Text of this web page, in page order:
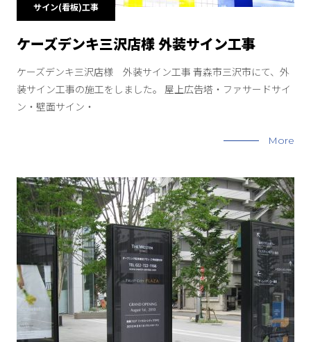
サイン(看板)工事
ケーズデンキ三沢店様 外装サイン工事
ケーズデンキ三沢店様 外装サイン工事 青森市三沢市にて、外
装サイン工事の施工をしました。 屋上広告塔・ファサードサイ
ン・壁面サイン・
More